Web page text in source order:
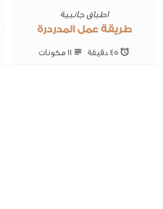
اطباق جانبية
طريقة عمل المدردرة
45 ‎دقيقة 11 ‎مكونات